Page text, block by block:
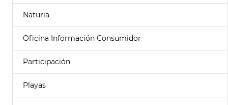
Naturia
Oficina Información Consumidor
Participación
Playas